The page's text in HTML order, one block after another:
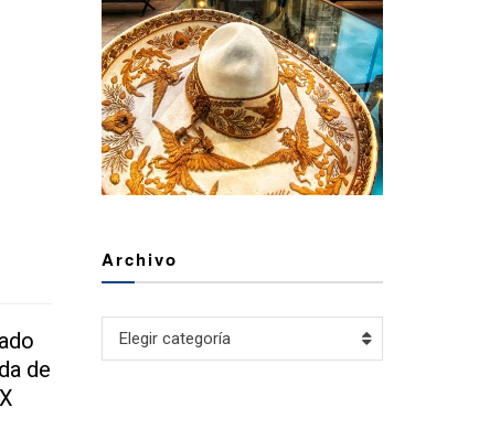
de
Archivo
Archivo
Elegir categoría